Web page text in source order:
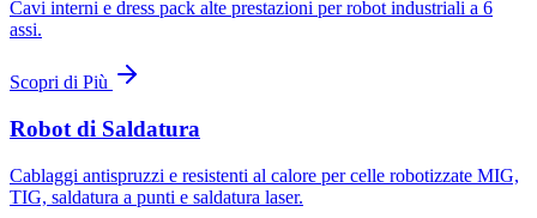
Cavi interni e dress pack alte prestazioni per robot industriali a 6
assi.
Scopri di Più
Robot di Saldatura
Cablaggi antispruzzi e resistenti al calore per celle robotizzate MIG,
TIG, saldatura a punti e saldatura laser.